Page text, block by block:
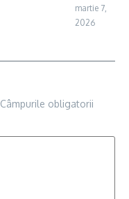
martie 7,
2026
Câmpurile obligatorii